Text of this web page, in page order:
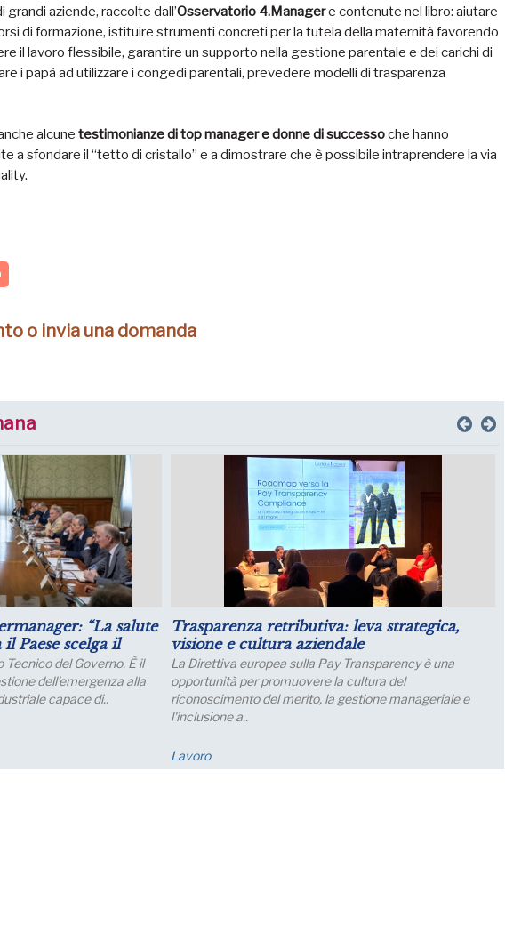
aziende, raccolte dall’Osservatorio 4.Managere contenute nel libro: aiutare
di formazione, istituire strumenti concreti per la tutela della maternità favorendo
il lavoro flessibile, garantire un supporto nella gestione parentale e dei carichi di
i papà ad utilizzare i congedi parentali, prevedere modelli di trasparenza
alcune testimonianze di top manager e donne di successoche hanno
a sfondare il “tetto di cristallo” e a dimostrare che è possibile intraprendere la via
o invia una domanda
e manager per il
nord Italia
per un
Luglio: migliorano le aspettative sulla
produzione
Le aspettative delle grandi imprese industriali migliorano
a luglio, con un aumento della quota di imprese che
prevede una crescita della produzione; nei..
Economia